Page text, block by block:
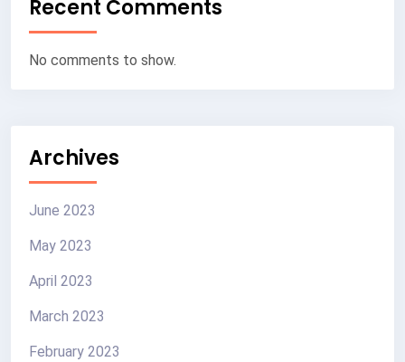
Recent Comments
No comments to show.
Archives
June 2023
May 2023
April 2023
March 2023
February 2023